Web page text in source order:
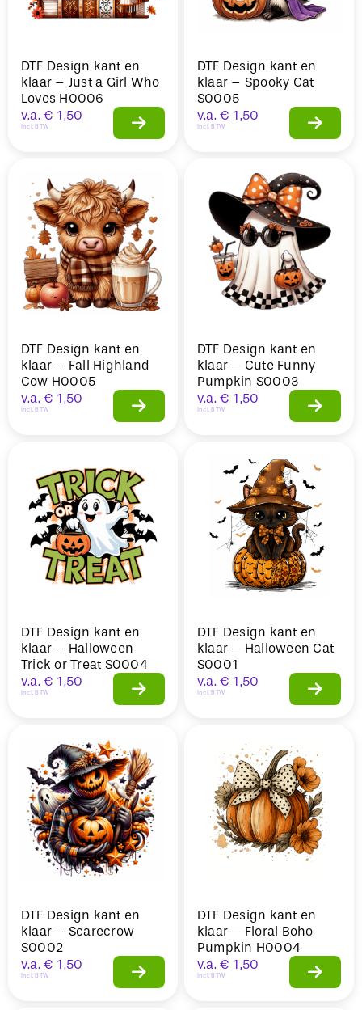
DTF Design kant en
klaar – Just a Girl Who
Loves H0006
v.a. € 1,50
Incl. BTW
DTF Design kant en
klaar – Spooky Cat
S0005
v.a. € 1,50
Incl. BTW
DTF Design kant en
klaar – Fall Highland
Cow H0005
v.a. € 1,50
Incl. BTW
DTF Design kant en
klaar – Cute Funny
Pumpkin S0003
v.a. € 1,50
Incl. BTW
DTF Design kant en
klaar – Halloween
Trick or Treat S0004
v.a. € 1,50
Incl. BTW
DTF Design kant en
klaar – Halloween Cat
S0001
v.a. € 1,50
Incl. BTW
DTF Design kant en
klaar – Scarecrow
S0002
v.a. € 1,50
Incl. BTW
DTF Design kant en
klaar – Floral Boho
Pumpkin H0004
v.a. € 1,50
Incl. BTW